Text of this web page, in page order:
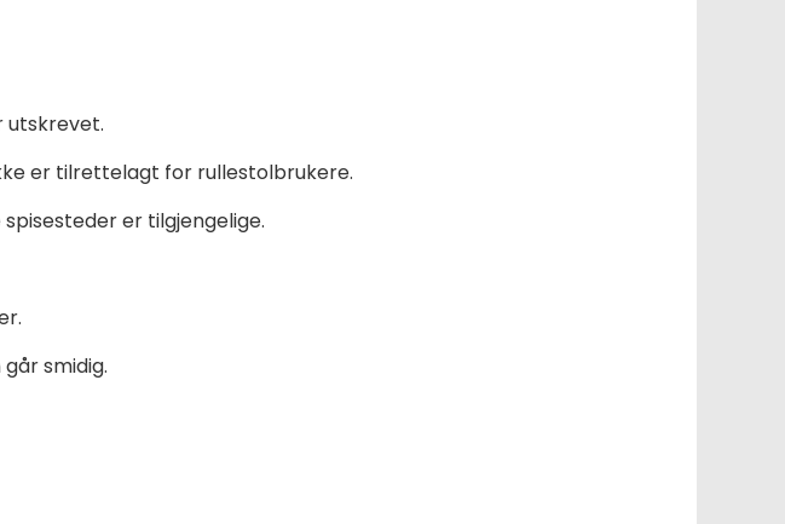
utskrevet.
er tilrettelagt for rullestolbrukere.
er tilgjengelige.
smidig.